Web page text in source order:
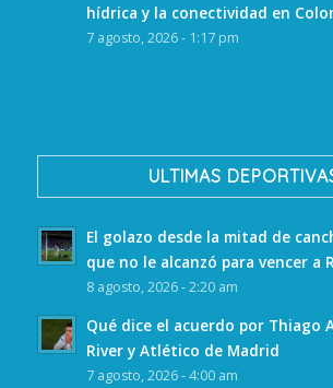
hídrica y la conectividad en
7 agosto, 2026 - 1:17 pm
ULTIMAS
El golazo desde la mitad de
que no le alcanzó para vencer a
8 agosto, 2026 - 2:20 am
Qué dice el acuerdo por Thiago
River y Atlético de Madrid
7 agosto, 2026 - 4:00 am